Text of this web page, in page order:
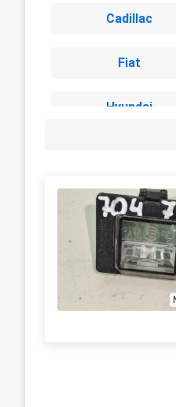
Cadillac
Fiat
Hyundai
Lexus
Mitsubishi
Porsche